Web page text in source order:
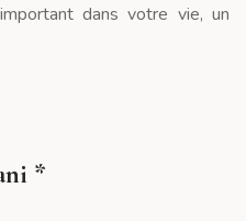
dans votre vie, un
*